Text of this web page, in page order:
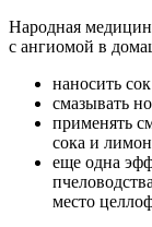
Народная
с ангиомой в
наносить
смазывать
применять
сока и
еще одна
место